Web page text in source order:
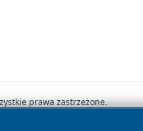
prawa zastrzeżone.